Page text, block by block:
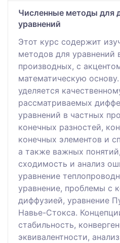
Численные методы для
уравнений
Этот курс содержит
методов для уравнений
производных, с
математическую
уделяется
рассматриваемых
уравнений в частных
конечных разностей,
конечных элементов и
а также важных
сходимость и анализ
уравнение
уравнение, проблемы с
диффузией, уравнение
Навье-Стокса.
стабильность,
эквивалентности,